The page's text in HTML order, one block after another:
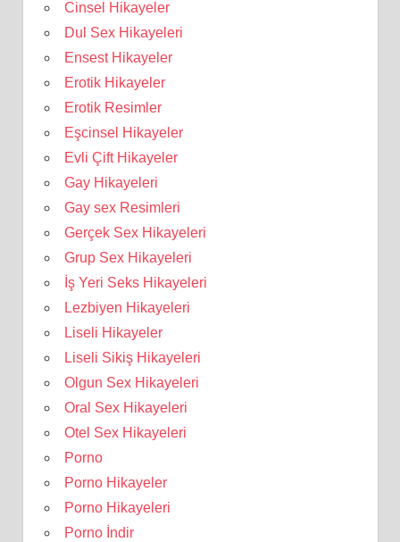
Cinsel Hikayeler
Dul Sex Hikayeleri
Ensest Hikayeler
Erotik Hikayeler
Erotik Resimler
Eşcinsel Hikayeler
Evli Çift Hikayeler
Gay Hikayeleri
Gay sex Resimleri
Gerçek Sex Hikayeleri
Grup Sex Hikayeleri
İş Yeri Seks Hikayeleri
Lezbiyen Hikayeleri
Liseli Hikayeler
Liseli Sikiş Hikayeleri
Olgun Sex Hikayeleri
Oral Sex Hikayeleri
Otel Sex Hikayeleri
Porno
Porno Hikayeler
Porno Hikayeleri
Porno İndir